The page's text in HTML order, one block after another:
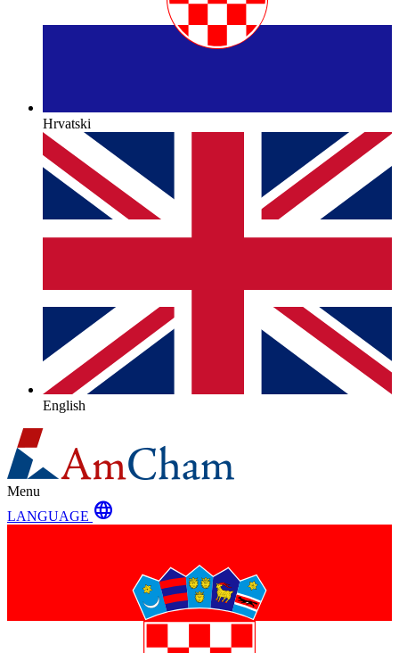
Hrvatski
English
Menu
LANGUAGE language